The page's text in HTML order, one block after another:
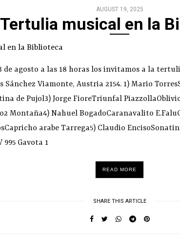
AUGUST 19, 2025
Tertulia musical en la
de agosto a las 18 horas los invitamos a la
Sánchez Viamonte, Austria 2154. 1) Mario
de Pujol3) Jorge FioreTriunfal
Montaña4) Nahuel BogadoCaranavalito
arabe Tarrega5) Claudio
995 Gavota 1
READ MORE
SHARE THIS ARTICLE